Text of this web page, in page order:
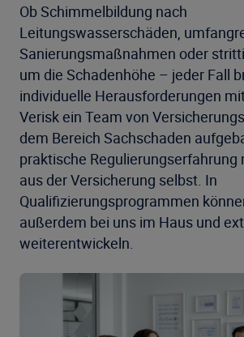
Ob Schimmelbildung nach
Leitungswasserschäden,
Sanierungsmaßnahmen oder
um die Schadenhöhe – jeder Fall
individuelle Herausforderungen
Verisk ein Team von
dem Bereich Sachschaden
praktische
aus der Versicherung selbst. In
Qualifizierungsprogrammen
außerdem bei uns im Haus und
weiterentwickeln.